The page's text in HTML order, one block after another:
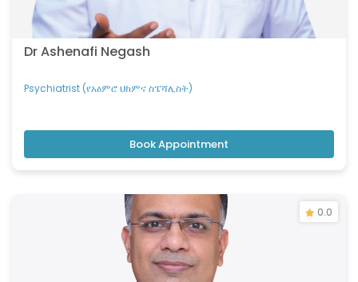
Dr Ashenafi Negash
Psychiatrist (የአዕምሮ ህክምና ስፔሻሊስት)
Book Appointment
0.0